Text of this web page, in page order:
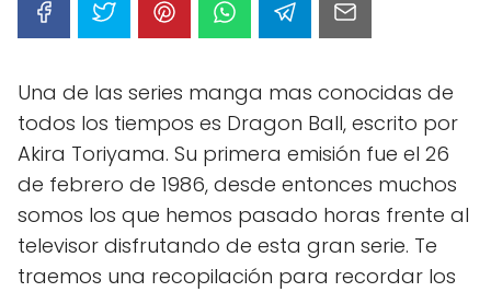
Una de las series manga mas conocidas de
todos los tiempos es Dragon Ball, escrito por
Akira Toriyama. Su primera emisión fue el 26
de febrero de 1986, desde entonces muchos
somos los que hemos pasado horas frente al
televisor disfrutando de esta gran serie. Te
traemos una recopilación para recordar los